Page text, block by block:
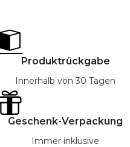
Produktrückgabe
Innerhalb von 30 Tagen
Geschenk-Verpackung
Immer inklusive